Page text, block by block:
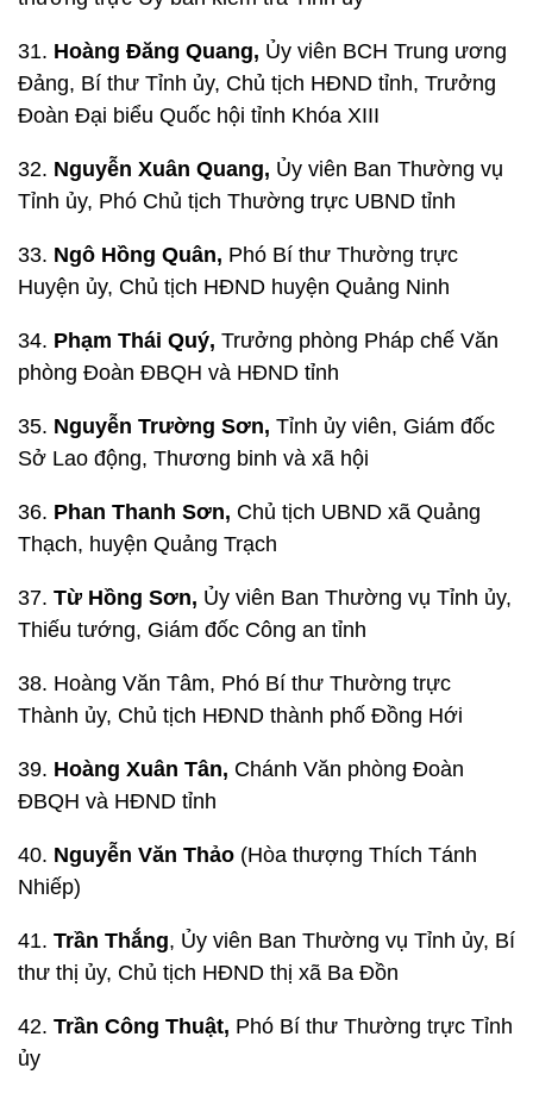
31. Hoàng Đăng Quang, Ủy viên BCH Trung ương
Đảng, Bí thư Tỉnh ủy, Chủ tịch HĐND tỉnh, Trưởng
Đoàn Đại biểu Quốc hội tỉnh Khóa XIII
32. Nguyễn Xuân Quang, Ủy viên Ban Thường vụ
Tỉnh ủy, Phó Chủ tịch Thường trực UBND tỉnh
33. Ngô Hồng Quân, Phó Bí thư Thường trực
Huyện ủy, Chủ tịch HĐND huyện Quảng Ninh
34. Phạm Thái Quý, Trưởng phòng Pháp chế Văn
phòng Đoàn ĐBQH và HĐND tỉnh
35. Nguyễn Trường Sơn, Tỉnh ủy viên, Giám đốc
Sở Lao động, Thương binh và xã hội
36. Phan Thanh Sơn, Chủ tịch UBND xã Quảng
Thạch, huyện Quảng Trạch
37. Từ Hồng Sơn, Ủy viên Ban Thường vụ Tỉnh ủy,
Thiếu tướng, Giám đốc Công an tỉnh
38. Hoàng Văn Tâm, Phó Bí thư Thường trực
Thành ủy, Chủ tịch HĐND thành phố Đồng Hới
39. Hoàng Xuân Tân, Chánh Văn phòng Đoàn
ĐBQH và HĐND tỉnh
40. Nguyễn Văn Thảo (Hòa thượng Thích Tánh
Nhiếp)
41. Trần Thắng, Ủy viên Ban Thường vụ Tỉnh ủy, Bí
thư thị ủy, Chủ tịch HĐND thị xã Ba Đồn
42. Trần Công Thuật, Phó Bí thư Thường trực Tỉnh
ủy